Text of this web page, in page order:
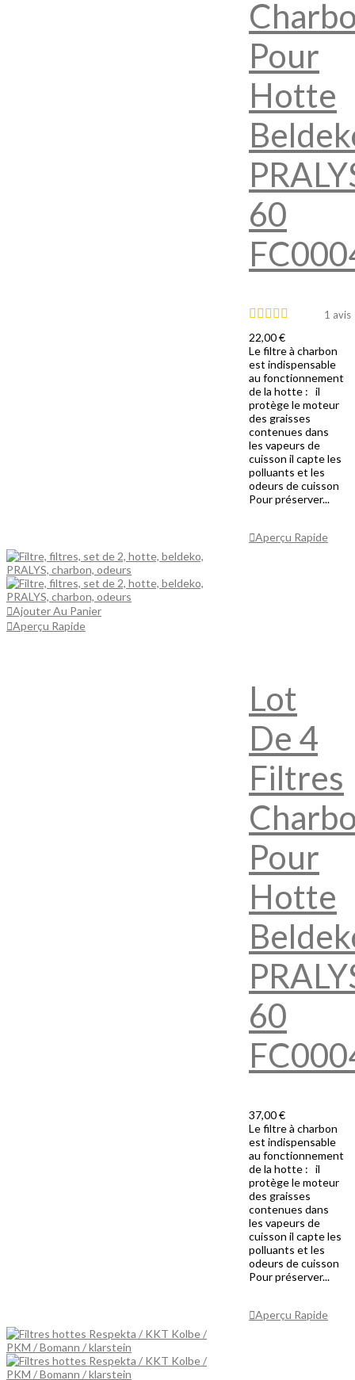
Pour
Hotte
60
1 avis
22,00 €
Le filtre à charbon
est indispensable
au fonctionnement
de la hotte : il
protège le moteur
des graisses
contenues dans
les vapeurs de
cuisson il capte les
polluants et les
odeurs de cuisson
Pour préserver...
Aperçu Rapide
Ajouter Au Panier
Aperçu Rapide
Lot
De 4
Filtres
Pour
Hotte
60
37,00 €
Le filtre à charbon
est indispensable
au fonctionnement
de la hotte : il
protège le moteur
des graisses
contenues dans
les vapeurs de
cuisson il capte les
polluants et les
odeurs de cuisson
Pour préserver...
Aperçu Rapide